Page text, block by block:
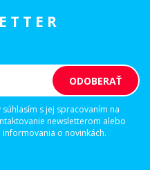
s jej spracovaním na
newsletterom alebo
o novinkách.